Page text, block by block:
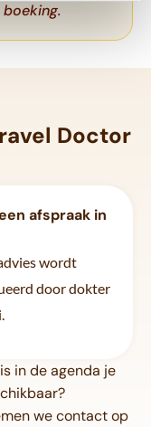
Doctor
afspraak in
wordt
door dokter
in de agenda je
we contact op